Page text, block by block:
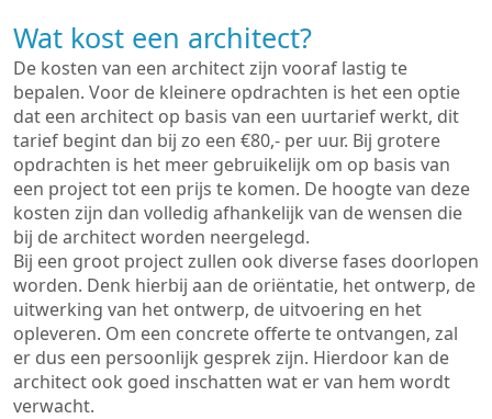
Wat kost een architect?
De kosten van een architect zijn vooraf lastig te
bepalen. Voor de kleinere opdrachten is het een optie
dat een architect op basis van een uurtarief werkt, dit
tarief begint dan bij zo een €80,- per uur. Bij grotere
opdrachten is het meer gebruikelijk om op basis van
een project tot een prijs te komen. De hoogte van deze
kosten zijn dan volledig afhankelijk van de wensen die
bij de architect worden neergelegd.
Bij een groot project zullen ook diverse fases doorlopen
worden. Denk hierbij aan de oriëntatie, het ontwerp, de
uitwerking van het ontwerp, de uitvoering en het
opleveren. Om een concrete offerte te ontvangen, zal
er dus een persoonlijk gesprek zijn. Hierdoor kan de
architect ook goed inschatten wat er van hem wordt
verwacht.